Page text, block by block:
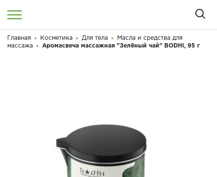
Войти / Регистрация
Здравствуйте! Что вы ищете?
Главная Косметика Для тела
Масла и средства для
массажа
Аромасвеча массажная "Зелёный чай" BODHI, 95 г